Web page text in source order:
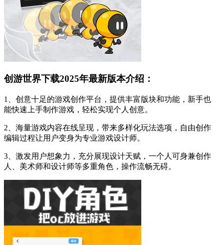
创游世界下载2025年最新版本介绍：
1、创意十足的游戏创作平台，提供丰富版块和功能，新手也
能快速上手制作游戏，轻松实现个人创意。
2、海量游戏内容在线呈现，带来多样化玩法选项，自由创作
编辑过程让用户变身为专业游戏设计师。
3、激发用户想象力，充分展现设计天赋，一个人可身兼创作
人、美术师和设计师等多重角色，操作流畅无碍。